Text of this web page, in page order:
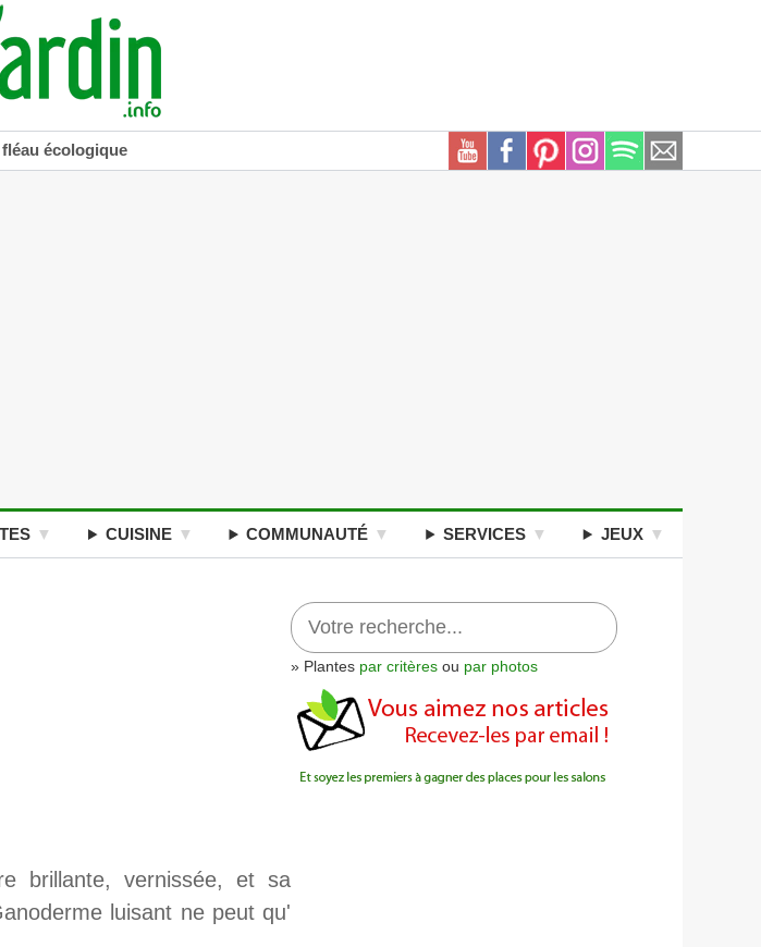
écologique
CUISINE COMMUNAUTÉ SERVICES JEUX
brillante, vernissée, et sa
luisant ne peut qu'
» Plantes par critères ou par photos